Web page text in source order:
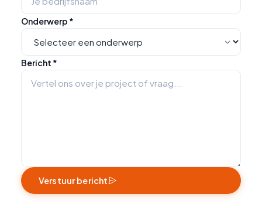
Onderwerp *
Bericht *
Verstuur bericht